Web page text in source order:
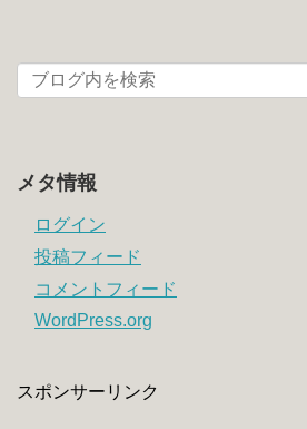
メタ情報
ログイン
投稿フィード
コメントフィード
WordPress.org
スポンサーリンク